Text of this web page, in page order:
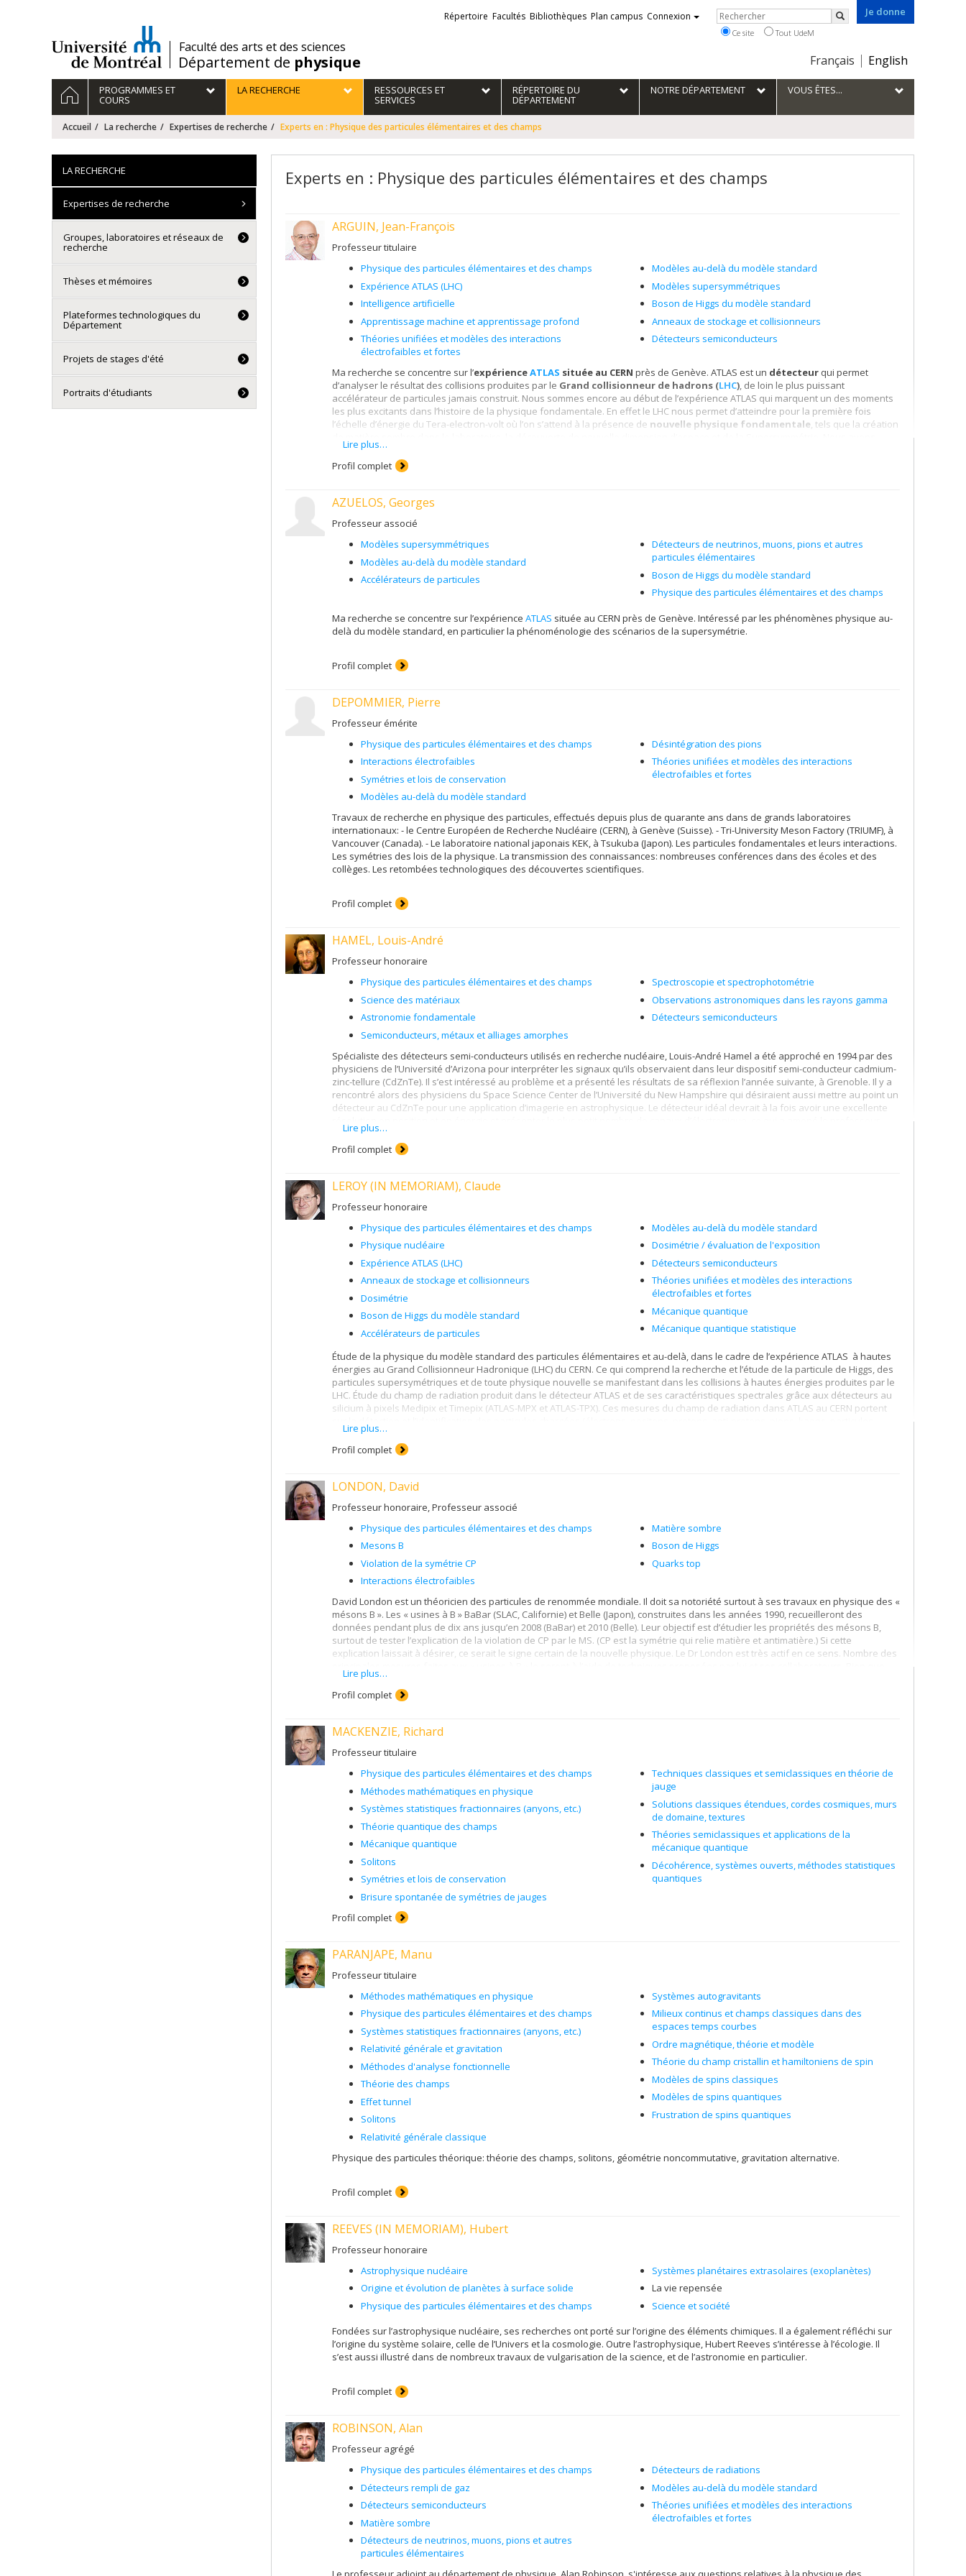
/Faculté des arts et des sciences
Département de physique
Je donne
Choix
la
langue
Français English
Liens
externes
Répertoire Facultés Bibliothèques Plan campus Connexion Rechercher
Rechercher
Ce site Tout UdeM
Navigation
principale
ACCUEILPROGRAMMES ET
COURS
LA RECHERCHE RESSOURCES ET
SERVICES
RÉPERTOIRE DU
DÉPARTEMENT
NOTRE DÉPARTEMENT VOUS ÊTES...
Accueil La recherche Expertises de recherche Experts en : Physique des particules élémentaires et des champs
Experts en : Physique des particules élémentaires et des champs
ARGUIN, Jean-François
Professeur titulaire
Physique des particules élémentaires et des champs
Expérience ATLAS (LHC)
Intelligence artificielle
Apprentissage machine et apprentissage profond
Théories unifiées et modèles des interactions
électrofaibles et fortes
Modèles au-delà du modèle standard
Modèles supersymmétriques
Boson de Higgs du modèle standard
Anneaux de stockage et collisionneurs
Détecteurs semiconducteurs
Ma recherche se concentre sur l’expérienceATLAS située au CERN près de Genève. ATLAS est un détecteur qui permet
d’analyser le résultat des collisions produites par le Grand collisionneur de hadrons (LHC), de loin le plus puissant
accélérateur de particules jamais construit. Nous sommes encore au début de l’expérience ATLAS qui marquent un des moments
les plus excitants dans l’histoire de la physique fondamentale. En effet le LHC nous permet d’atteindre pour la première fois
l’échelle d’énergie du Tera-electron-volt où l’on s’attend à la présence de nouvelle physique fondamentale, tels que la création
déjàdécouvert le
responsable de donner une masse aux autres particules.
Lire plus…
Profil complet
AZUELOS, Georges
Professeur associé
Modèles supersymmétriques
Modèles au-delà du modèle standard
Accélérateurs de particules
Détecteurs de neutrinos, muons, pions et autres
particules élémentaires
Boson de Higgs du modèle standard
Physique des particules élémentaires et des champs
Ma recherche se concentre sur l’expérience ATLAS située au CERN près de Genève. Intéressé par les phénomènes physique au-
delà du modèle standard, en particulier la phénoménologie des scénarios de la supersymétrie.
Profil complet
DEPOMMIER, Pierre
Professeur émérite
Physique des particules élémentaires et des champs
Interactions électrofaibles
Symétries et lois de conservation
Modèles au-delà du modèle standard
Désintégration des pions
Théories unifiées et modèles des interactions
électrofaibles et fortes
Travaux de recherche en physique des particules, effectués depuis plus de quarante ans dans de grands laboratoires
internationaux: - le Centre Européen de Recherche Nucléaire (CERN), à Genève (Suisse). - Tri-University Meson Factory (TRIUMF), à
Vancouver (Canada). - Le laboratoire national japonais KEK, à Tsukuba (Japon). Les particules fondamentales et leurs interactions.
Les symétries des lois de la physique. La transmission des connaissances: nombreuses conférences dans des écoles et des
collèges. Les retombées technologiques des découvertes scientifiques.
Profil complet
HAMEL, Louis-André
Professeur honoraire
Physique des particules élémentaires et des champs
Science des matériaux
Astronomie fondamentale
Semiconducteurs, métaux et alliages amorphes
Spectroscopie et spectrophotométrie
Observations astronomiques dans les rayons gamma
Détecteurs semiconducteurs
Spécialiste des détecteurs semi-conducteurs utilisés en recherche nucléaire, Louis-André Hamel a été approché en 1994 par des
physiciens de l’Université d’Arizona pour interpréter les signaux qu’ils observaient dans leur dispositif semi-conducteur cadmium-
zinc-tellure (CdZnTe). Il s’est intéressé au problème et a présenté les résultats de sa réflexion l’année suivante, à Grenoble. Il y a
rencontré alors des physiciens du Space Science Center de l’Université du New Hampshire qui désiraient aussi mettre au point un
détecteur au CdZnTe pour une application d’imagerie en astrophysique. Le détecteur idéal devrait à la fois avoir une excellente
Hamel et son équipe à élaborer ce nouveau dispositif.
Lire plus…
Profil complet
LEROY (IN MEMORIAM), Claude
Professeur honoraire
Physique des particules élémentaires et des champs
Physique nucléaire
Expérience ATLAS (LHC)
Anneaux de stockage et collisionneurs
Dosimétrie
Boson de Higgs du modèle standard
Accélérateurs de particules
Modèles au-delà du modèle standard
Dosimétrie / évaluation de l'exposition
Détecteurs semiconducteurs
Théories unifiées et modèles des interactions
électrofaibles et fortes
Mécanique quantique
Mécanique quantique statistique
Étude de la physique du modèle standard des particules élémentaires et au-delà, dans le cadre de l’expérience ATLAS à hautes
énergies au Grand Collisionneur Hadronique (LHC) du CERN. Ce qui comprend la recherche et l’étude de la particule de Higgs, des
particules supersymétriques et de toute physique nouvelle se manifestant dans les collisions à hautes énergies produites par le
LHC. Étude du champ de radiation produit dans le détecteur ATLAS et de ses caractéristiques spectrales grâce aux détecteurs au
silicium à pixels Medipix et Timepix (ATLAS-MPX et ATLAS-TPX). Ces mesures du champ de radiation dans ATLAS au CERN portent
alpha et ions plus lourds etc…), des particules neutres (photons, neutrons, pions et kaons neutres,…). Mesure de la luminosité du
collisionneur LHC avec les détecteurs ATLAS-MPX et ATLAS-TPX par la méthode de van der Meer des déplacements des faisceaux.
pixels et des détecteurs à semi-conducteur lourd à pixels (GaAs, CdTe) faite avec l’accélérateur tandem du laboratoire R.-J. A.
Lévesque de l’Université de Montréal.
Utilisation des détecteurs au silicium à pixels Medipix et Timepix avec des particules chargées, rayon-X et gamma pour des
micron. Mesure avec des détecteurs à pixels des champs de radiations et leurs caractéristiques spectrales dans des expériences
en physique médicale (y compris en hadron-thérapie) et dans l’espace (développement de dosimètres basés sur des détecteurs
à pixels pour les missions spatiales et la station spatiale internationale). Étude des dommages par radiation et amélioration de la
tenue aux radiations des détecteurs de particules exposés à de hauts niveaux de radiation (flux de neutrons et de photons, en
particulier) dans divers accélérateurs de particules couvrant une large gamme d’énergies et dans des réacteurs nucléaires.
Préparation d’un programme d’améliorations des capacités de détection (en particulier nouvelles générations de détecteurs à
pixels) du détecteur ATLAS au LHC du CERN et au LHC amélioré (SLHC) avec de plus hautes énergies de collision et plus grandes
luminosités et dans les futurs collisionneurs.
Lire plus…
Profil complet
LONDON, David
Professeur honoraire, Professeur associé
Physique des particules élémentaires et des champs
Mesons B
Violation de la symétrie CP
Interactions électrofaibles
Matière sombre
Boson de Higgs
Quarks top
David London est un théoricien des particules de renommée mondiale. Il doit sa notoriété surtout à ses travaux en physique des «
mésons B ». Les « usines à B » BaBar (SLAC, Californie) et Belle (Japon), construites dans les années 1990, recueilleront des
données pendant plus de dix ans jusqu’en 2008 (BaBar) et 2010 (Belle). Leur objectif est d’étudier les propriétés des mésons B,
surtout de tester l’explication de la violation de CP par le MS. (CP est la symétrie qui relie matière et antimatière.) Si cette
explication laissait à désirer, ce serait le signe certain de la nouvelle physique. Le Dr London est très actif en ce sens. Nombre des
l’on ait observé certains signes de désaccord face au MS, rien de concluant n’est encore établi. Le Dr London étudie aussi
diverses possibilités concrètes pour la nouvelle physique. D’une part, il se servira de résultats d’expériences pour imposer des
contraintes aux modèles de la nouvelle physique et, d’autre part, il décrira les signaux de la nouvelle physique que l’on pourra
Lire plus…
Profil complet
MACKENZIE, Richard
Professeur titulaire
Physique des particules élémentaires et des champs
Méthodes mathématiques en physique
Systèmes statistiques fractionnaires (anyons, etc.)
Théorie quantique des champs
Mécanique quantique
Solitons
Symétries et lois de conservation
Brisure spontanée de symétries de jauges
Techniques classiques et semiclassiques en théorie de
jauge
Solutions classiques étendues, cordes cosmiques, murs
de domaine, textures
Théories semiclassiques et applications de la
mécanique quantique
Décohérence, systèmes ouverts, méthodes statistiques
quantiques
Profil complet
PARANJAPE, Manu
Professeur titulaire
Méthodes mathématiques en physique
Physique des particules élémentaires et des champs
Systèmes statistiques fractionnaires (anyons, etc.)
Relativité générale et gravitation
Méthodes d'analyse fonctionnelle
Théorie des champs
Effet tunnel
Solitons
Relativité générale classique
Systèmes autogravitants
Milieux continus et champs classiques dans des
espaces temps courbes
Ordre magnétique, théorie et modèle
Théorie du champ cristallin et hamiltoniens de spin
Modèles de spins classiques
Modèles de spins quantiques
Frustration de spins quantiques
Physique des particules théorique: théorie des champs, solitons, géométrie noncommutative, gravitation alternative.
Profil complet
REEVES (IN MEMORIAM), Hubert
Professeur honoraire
Astrophysique nucléaire
Origine et évolution de planètes à surface solide
Physique des particules élémentaires et des champs
Systèmes planétaires extrasolaires (exoplanètes)
La vie repensée
Science et société
Fondées sur l’astrophysique nucléaire, ses recherches ont porté sur l’origine des éléments chimiques. Il a également réfléchi sur
l’origine du système solaire, celle de l’Univers et la cosmologie. Outre l’astrophysique, Hubert Reeves s’intéresse à l’écologie. Il
s’est aussi illustré dans de nombreux travaux de vulgarisation de la science, et de l’astronomie en particulier.
Profil complet
ROBINSON, Alan
Professeur agrégé
Physique des particules élémentaires et des champs
Détecteurs rempli de gaz
Détecteurs semiconducteurs
Matière sombre
Détecteurs de neutrinos, muons, pions et autres
particules élémentaires
Détecteurs de radiations
Modèles au-delà du modèle standard
Théories unifiées et modèles des interactions
électrofaibles et fortes
LA RECHERCHE
Expertises de recherche
Groupes, laboratoires et réseaux de
recherche
Thèses et mémoires
Plateformes technologiques du
Département
Projets de stages d'été
Portraits d'étudiants